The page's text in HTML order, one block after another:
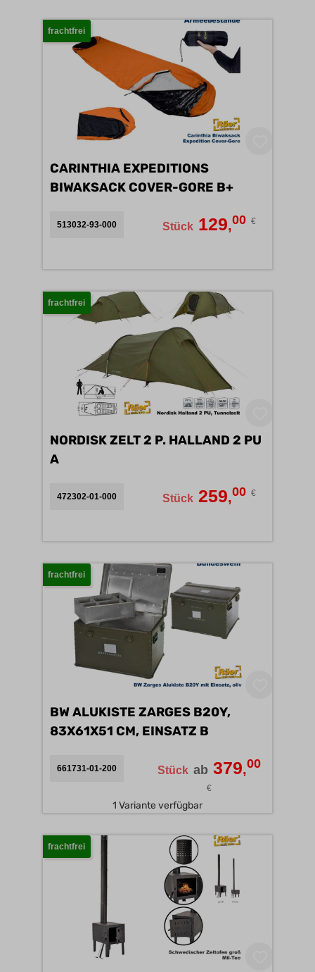
frachtfrei
CARINTHIA EXPEDITIONS
BIWAKSACK COVER-GORE B+
513032-93-000 Stück 129,00 €
frachtfrei
NORDISK ZELT 2 P. HALLAND 2 PU
A
472302-01-000 Stück 259,00 €
frachtfrei
BW ALUKISTE ZARGES B20Y,
83X61X51 CM, EINSATZ B
661731-01-200 Stück ab 379,00
€
1 Variante verfügbar
frachtfrei